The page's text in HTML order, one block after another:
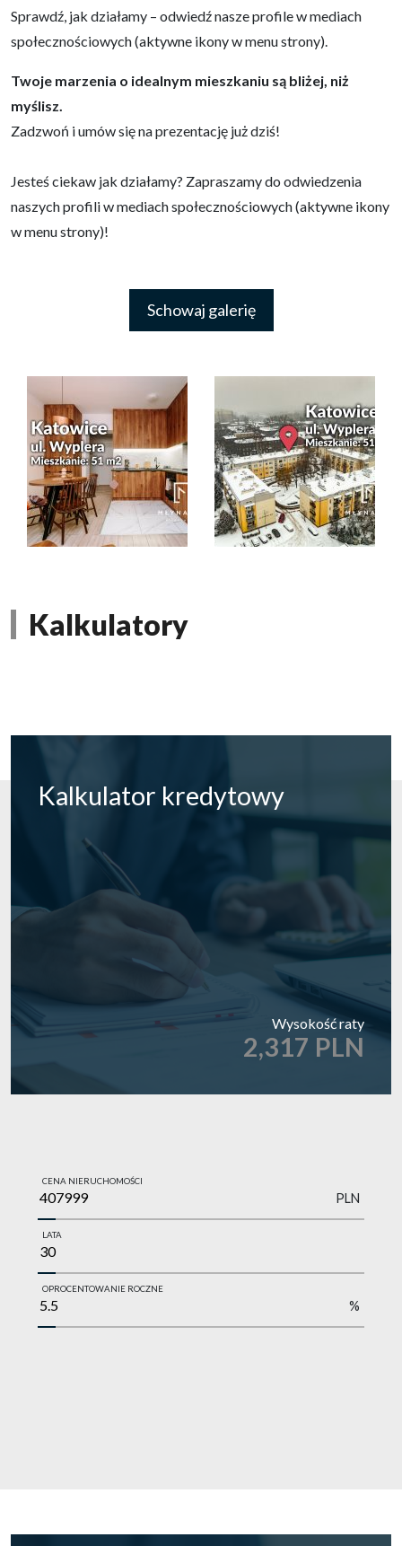
Sprawdź, jak działamy – odwiedź nasze profile w mediach
społecznościowych (aktywne ikony w menu strony).
Twoje marzenia o idealnym mieszkaniu są bliżej, niż
myślisz.
Zadzwoń i umów się na prezentację już dziś!
Jesteś ciekaw jak działamy? Zapraszamy do odwiedzenia
naszych profili w mediach społecznościowych (aktywne ikony
w menu strony)!
Schowaj galerię
Kalkulatory
Kalkulator kredytowy
Wysokość raty
2,317 PLN
CENA NIERUCHOMOŚCI
PLN
LATA
OPROCENTOWANIE ROCZNE
%